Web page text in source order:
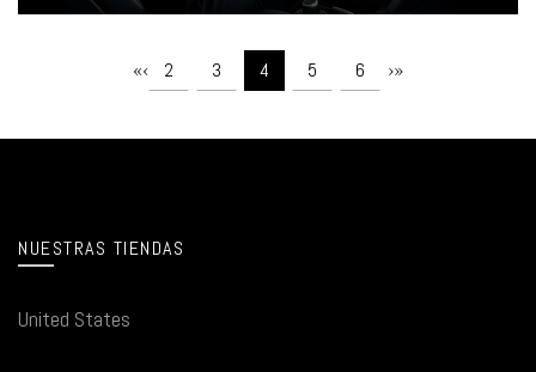
«‹ 2 3 4 5 6 ›»
NUESTRAS TIENDAS
United States